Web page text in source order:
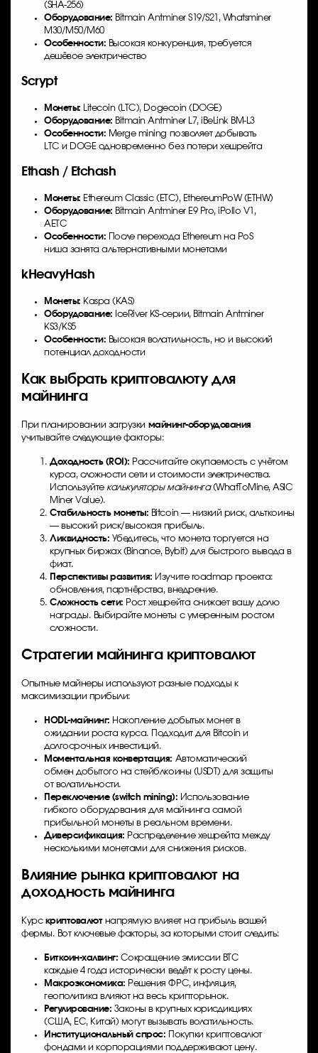
(SHA-256)
Оборудование: Bitmain Antminer S19/S21, Whatsminer
M30/M50/M60
Особенности: Высокая конкуренция, требуется
дешёвое электричество
Scrypt
Монеты: Litecoin (LTC), Dogecoin (DOGE)
Оборудование: Bitmain Antminer L7, iBeLink BM-L3
Особенности: Merge mining позволяет добывать
LTC и DOGE одновременно без потери хешрейта
Ethash / Etchash
Монеты: Ethereum Classic (ETC), EthereumPoW (ETHW)
Оборудование: Bitmain Antminer E9 Pro, iPollo V1,
AETC
Особенности: После перехода Ethereum на PoS
ниша занята альтернативными монетами
kHeavyHash
Монеты: Kaspa (KAS)
Оборудование: IceRiver KS-серии, Bitmain Antminer
KS3/KS5
Особенности: Высокая волатильность, но и высокий
потенциал доходности
Как выбрать криптовалюту для
майнинга
При планировании загрузки майнинг-оборудования
учитывайте следующие факторы:
Доходность (ROI): Рассчитайте окупаемость с учётом
курса, сложности сети и стоимости электричества.
Используйте калькуляторы майнинга(WhatToMine, ASIC
Miner Value).
Стабильность монеты: Bitcoin — низкий риск, альткоины
— высокий риск/высокая прибыль.
Ликвидность: Убедитесь, что монета торгуется на
крупных биржах (Binance, Bybit) для быстрого вывода в
фиат.
Перспективы развития: Изучите roadmap проекта:
обновления, партнёрства, внедрение.
Сложность сети: Рост хешрейта снижает вашу долю
награды. Выбирайте монеты с умеренным ростом
сложности.
Стратегии майнинга криптовалют
Опытные майнеры используют разные подходы к
максимизации прибыли:
HODL-майнинг: Накопление добытых монет в
ожидании роста курса. Подходит для Bitcoin и
долгосрочных инвестиций.
Моментальная конвертация: Автоматический
обмен добытого на стейблкоины (USDT) для защиты
от волатильности.
Переключение (switch mining): Использование
гибкого оборудования для майнинга самой
прибыльной монеты в реальном времени.
Диверсификация: Распределение хешрейта между
несколькими монетами для снижения рисков.
Влияние рынка криптовалют на
доходность майнинга
Курс криптовалютнапрямую влияет на прибыль вашей
фермы. Вот ключевые факторы, за которыми стоит следить:
Биткоин-халвинг: Сокращение эмиссии BTC
каждые 4 года исторически ведёт к росту цены.
Макроэкономика: Решения ФРС, инфляция,
геополитика влияют на весь крипторынок.
Регулирование: Законы в крупных юрисдикциях
(США, ЕС, Китай) могут вызывать волатильность.
Институциональный спрос: Покупки криптовалют
фондами и корпорациями поддерживают цену.